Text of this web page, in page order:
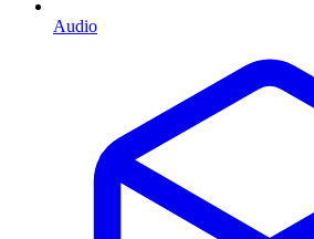
Audio